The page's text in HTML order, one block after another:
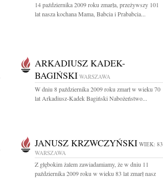
14 października 2009 roku zmarła, przeżywszy 101
lat nasza kochana Mama, Babcia i Prababcia...
ARKADIUSZ KADEK-
BAGIŃSKI WARSZAWA
W dniu 8 października 2009 roku zmarł w wieku 70
lat Arkadiusz-Kadek Bagiński Nabożeństwo...
JANUSZ KRZWCZYŃSKI WIEK: 83
WARSZAWA
Z głębokim żalem zawiadamiamy, że w dniu 11
października 2009 roku w wieku 83 lat zmarł nasz